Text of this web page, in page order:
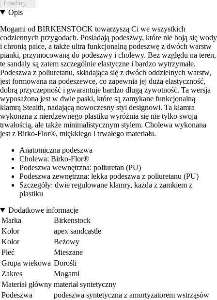
Loading...
Opis
Mogami od BIRKENSTOCK towarzyszą Ci we wszystkich
codziennych przygodach. Posiadają podeszwy, które nie boją się wody
i chronią palce, a także ultra funkcjonalną podeszwę z dwóch warstw
pianki, przymocowaną do podeszwy i cholewy. Bez względu na teren,
te sandały są zatem szczególnie elastyczne i bardzo wytrzymałe.
Podeszwa z poliuretanu, składająca się z dwóch oddzielnych warstw,
jest formowana na podeszewce, co zapewnia jej dużą elastyczność,
dobrą przyczepność i gwarantuje bardzo długą żywotność. Ta wersja
wyposażona jest w dwie paski, które są zamykane funkcjonalną
klamrą Stealth, nadającą nowoczesny styl designowi. Ta klamra
wykonana z nierdzewnego plastiku wyróżnia się nie tylko swoją
trwałością, ale także minimalistycznym stylem. Cholewa wykonana
jest z Birko-Flor®, miękkiego i trwałego materiału.
Anatomiczna podeszwa
Cholewa: Birko-Flor®
Podeszwa wewnętrzna: poliuretan (PU)
Podeszwa zewnętrzna: lekka podeszwa z poliuretanu (PU)
Szczegóły: dwie regulowane klamry, każda z zamkiem z
plastiku
Dodatkowe informacje
Marka
Birkenstock
Kolor
apex sandcastle
Kolor
Beżowy
Płeć
Mieszane
Grupa wiekowa Dorośli
Zakres
Mogami
Materiał główny materiał syntetyczny
Podeszwa
podeszwa syntetyczna z amortyzatorem wstrząsów